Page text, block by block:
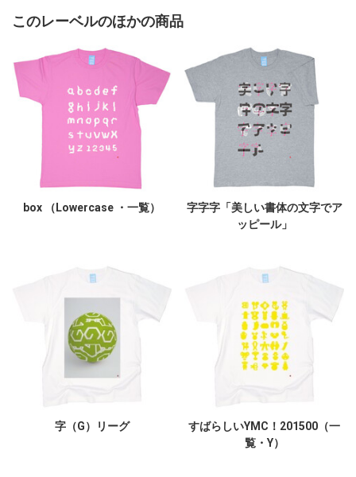
このレーベルのほかの商品
box （Lowercase ・一覧）
字字字「美しい書体の文字でア
ッピール」
字（G）リーグ
すばらしいYMC！201500（一
覧・Y）